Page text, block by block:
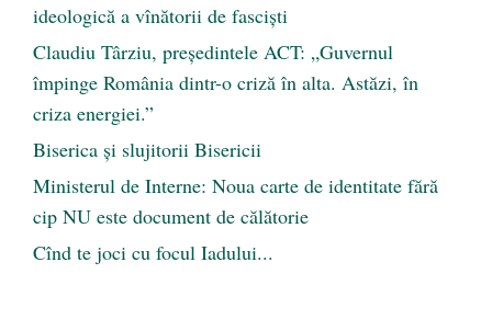
ideologică a vînătorii de fascişti
Claudiu Târziu, președintele ACT: „Guvernul
împinge România dintr-o criză în alta. Astăzi, în
criza energiei.”
Biserica și slujitorii Bisericii
Ministerul de Interne: Noua carte de identitate fără
cip NU este document de călătorie
Cînd te joci cu focul Iadului...